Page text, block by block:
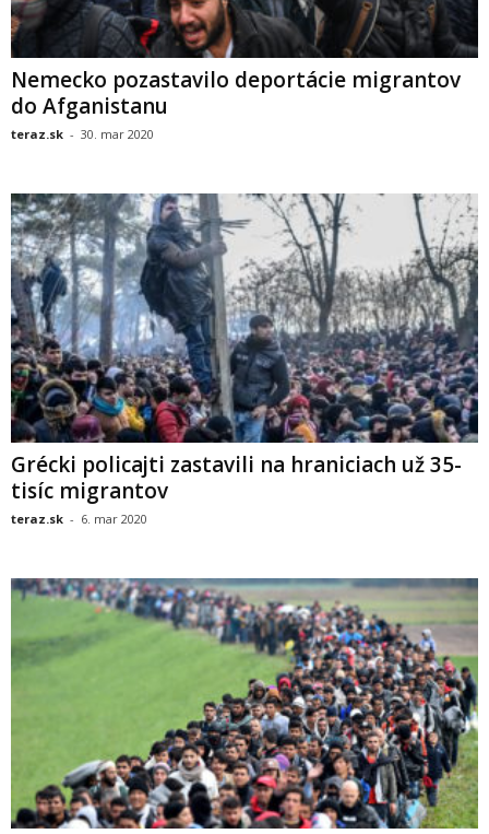
Nemecko pozastavilo deportácie migrantov
do Afganistanu
teraz.sk - 30. mar 2020
Grécki policajti zastavili na hraniciach už 35-
tisíc migrantov
teraz.sk - 6. mar 2020